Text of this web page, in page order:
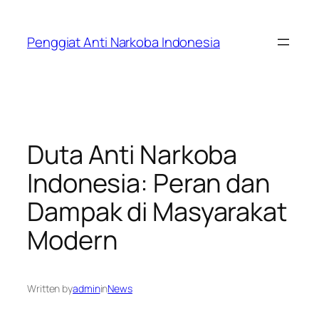
content
Penggiat Anti Narkoba Indonesia
Duta Anti Narkoba
Indonesia: Peran dan
Dampak di Masyarakat
Modern
Written byadmininNews